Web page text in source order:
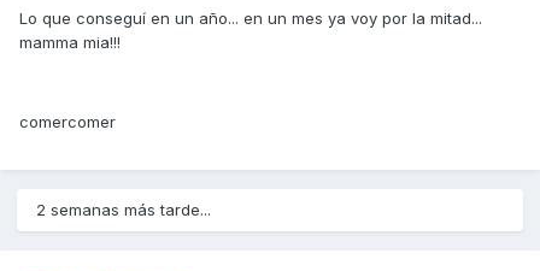
Lo que conseguí en un año... en un mes ya voy por la mitad...
mamma mia!!!
comercomer
2 semanas más tarde...